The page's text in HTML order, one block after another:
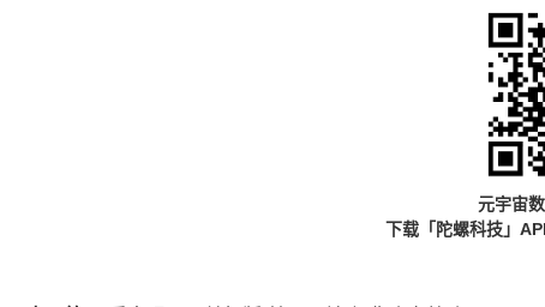
元宇宙
下载「陀螺科技」